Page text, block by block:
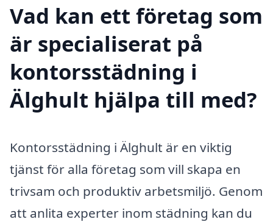
Vad kan ett företag som
är specialiserat på
kontorsstädning i
Älghult hjälpa till med?
Kontorsstädning i Älghult är en viktig
tjänst för alla företag som vill skapa en
trivsam och produktiv arbetsmiljö. Genom
att anlita experter inom städning kan du